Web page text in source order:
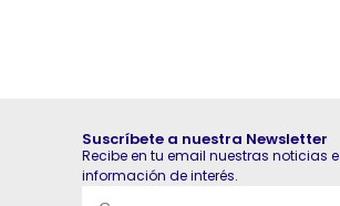
Suscríbete a nuestra Newsletter
Recibe en tu email nuestras noticias e
información de interés.